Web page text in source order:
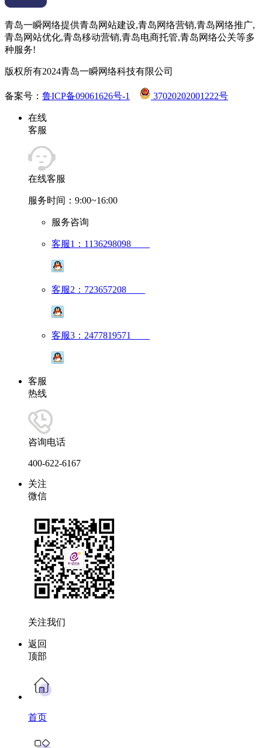
青岛一瞬网络提供青岛网站建设,青岛网络营销,青岛网络推广,
青岛网站优化,青岛移动营销,青岛电商托管,青岛网络公关等多
种服务!
版权所有2024青岛一瞬网络科技有限公司
备案号： 鲁ICP备09061626号-1 37020202001222号
在线
客服
在线客服
服务时间：9:00~16:00
服务咨询
客服1：1136298098
客服2：723657208
客服3：2477819571
客服
热线
咨询电话
400-622-6167
关注
微信
关注我们
返回
顶部
首页